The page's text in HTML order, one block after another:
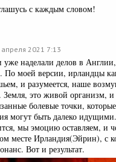
с каждым словом!
апреля 2021 7:13
наделали делов в Англии,
По моей версии, ирландцы
и разумеется, наше
Земля, это живой организм, и
болевые точки,
могут быть далеко
мы эмоцию оставляем, и
месте Ирландия(Эйрин), с
Вот и результат.